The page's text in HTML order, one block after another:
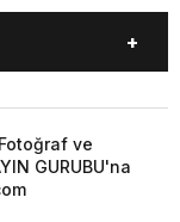
KÜLTÜR
ve
GURUBU'na